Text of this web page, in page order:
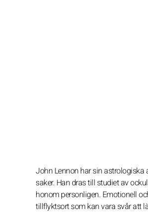
John Lennon har sin astrologiska
saker. Han dras till studiet av
honom personligen. Emotionell
tillflyktsort som kan vara svår att